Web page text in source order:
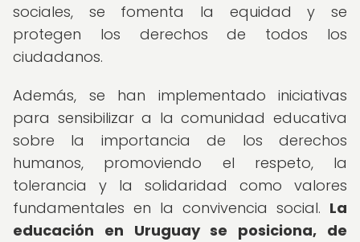
sociales, se fomenta la equidad y se
protegen los derechos de todos los
ciudadanos.
Además, se han implementado iniciativas
para sensibilizar a la comunidad educativa
sobre la importancia de los derechos
humanos, promoviendo el respeto, la
tolerancia y la solidaridad como valores
fundamentales en la convivencia social. La
educación en Uruguay se posiciona, de